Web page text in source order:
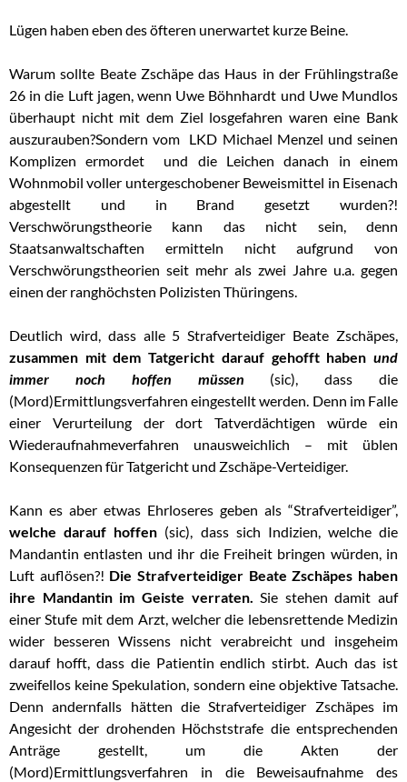
Lügen haben eben des öfteren unerwartet kurze Beine.
Warum sollte Beate Zschäpe das Haus in der Frühlingstraße
26 in die Luft jagen, wenn Uwe Böhnhardt und Uwe Mundlos
überhaupt nicht mit dem Ziel losgefahren waren eine Bank
auszurauben?Sondern vom LKD Michael Menzel und seinen
Komplizen ermordet und die Leichen danach in einem
Wohnmobil voller untergeschobener Beweismittel in Eisenach
abgestellt und in Brand gesetzt wurden?!
Verschwörungstheorie kann das nicht sein, denn
Staatsanwaltschaften ermitteln nicht aufgrund von
Verschwörungstheorien seit mehr als zwei Jahre u.a. gegen
einen der ranghöchsten Polizisten Thüringens.
Deutlich wird, dass alle 5 Strafverteidiger Beate Zschäpes,
zusammen mit dem Tatgericht darauf gehofft haben und
immer noch hoffen müssen (sic), dass die
(Mord)Ermittlungsverfahren eingestellt werden. Denn im Falle
einer Verurteilung der dort Tatverdächtigen würde ein
Wiederaufnahmeverfahren unausweichlich – mit üblen
Konsequenzen für Tatgericht und Zschäpe-Verteidiger.
Kann es aber etwas Ehrloseres geben als “Strafverteidiger”,
welche darauf hoffen (sic), dass sich Indizien, welche die
Mandantin entlasten und ihr die Freiheit bringen würden, in
Luft auflösen?! Die Strafverteidiger Beate Zschäpes haben
ihre Mandantin im Geiste verraten. Sie stehen damit auf
einer Stufe mit dem Arzt, welcher die lebensrettende Medizin
wider besseren Wissens nicht verabreicht und insgeheim
darauf hofft, dass die Patientin endlich stirbt. Auch das ist
zweifellos keine Spekulation, sondern eine objektive Tatsache.
Denn andernfalls hätten die Strafverteidiger Zschäpes im
Angesicht der drohenden Höchststrafe die entsprechenden
Anträge gestellt, um die Akten der
(Mord)Ermittlungsverfahren in die Beweisaufnahme des